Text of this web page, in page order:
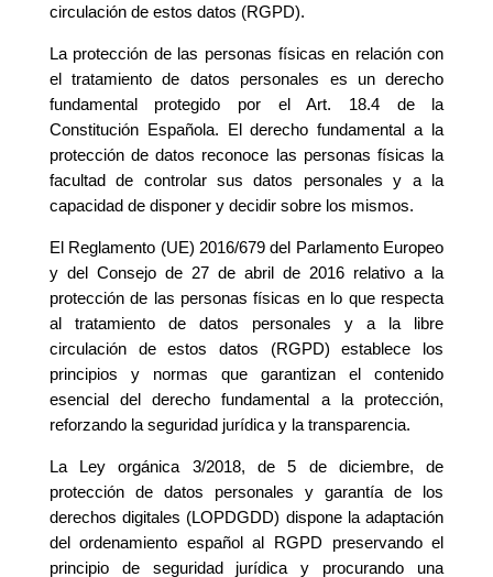
circulación de estos datos (RGPD).
La protección de las personas físicas en relación con
el tratamiento de datos personales es un derecho
fundamental protegido por el Art. 18.4 de la
Constitución Española. El derecho fundamental a la
protección de datos reconoce las personas físicas la
facultad de controlar sus datos personales y a la
capacidad de disponer y decidir sobre los mismos.
El Reglamento (UE) 2016/679 del Parlamento Europeo
y del Consejo de 27 de abril de 2016 relativo a la
protección de las personas físicas en lo que respecta
al tratamiento de datos personales y a la libre
circulación de estos datos (RGPD) establece los
principios y normas que garantizan el contenido
esencial del derecho fundamental a la protección,
reforzando la seguridad jurídica y la transparencia.
La Ley orgánica 3/2018, de 5 de diciembre, de
protección de datos personales y garantía de los
derechos digitales (LOPDGDD) dispone la adaptación
del ordenamiento español al RGPD preservando el
principio de seguridad jurídica y procurando una